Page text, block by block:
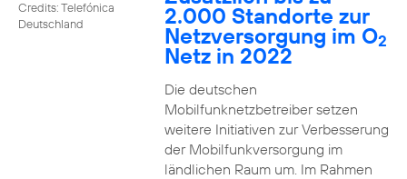
Credits: Telefónica
Deutschland
2.000 Standorte zur
Netzversorgung im O2
Netz in 2022
Die deutschen
Mobilfunknetzbetreiber setzen
weitere Initiativen zur Verbesserung
der Mobilfunkversorgung im
ländlichen Raum um. Im Rahmen